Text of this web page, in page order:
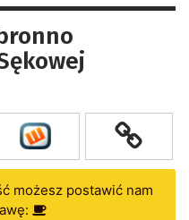
możesz postawić nam